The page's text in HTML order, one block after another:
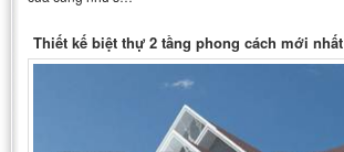
Thiết kế biệt thự 2 tầng phong cách mới nhất